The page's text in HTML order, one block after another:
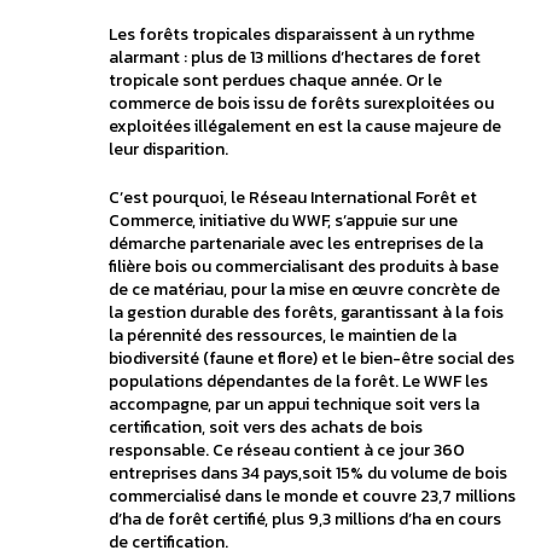
Les forêts tropicales disparaissent à un rythme
alarmant : plus de 13 millions d’hectares de foret
tropicale sont perdues chaque année. Or le
commerce de bois issu de forêts surexploitées ou
exploitées illégalement en est la cause majeure de
leur disparition.
C’est pourquoi, le Réseau International Forêt et
Commerce, initiative du WWF, s’appuie sur une
démarche partenariale avec les entreprises de la
filière bois ou commercialisant des produits à base
de ce matériau, pour la mise en œuvre concrète de
la gestion durable des forêts, garantissant à la fois
la pérennité des ressources, le maintien de la
biodiversité (faune et flore) et le bien-être social des
populations dépendantes de la forêt. Le WWF les
accompagne, par un appui technique soit vers la
certification, soit vers des achats de bois
responsable. Ce réseau contient à ce jour 360
entreprises dans 34 pays,soit 15% du volume de bois
commercialisé dans le monde et couvre 23,7 millions
d’ha de forêt certifié, plus 9,3 millions d’ha en cours
de certification.